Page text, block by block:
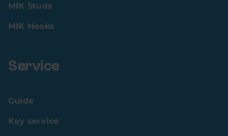
MIK Studs
MIK Hooks
Service
Guide
Key service